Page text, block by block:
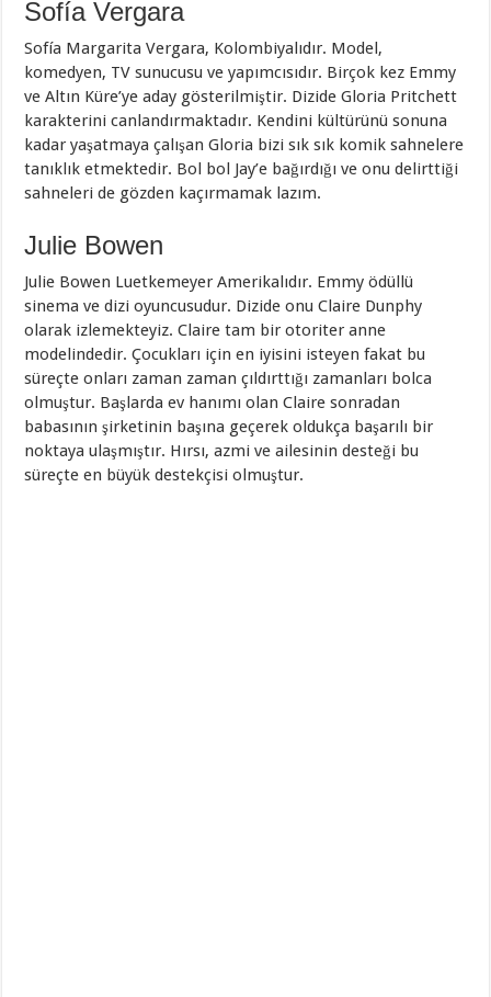
Sofía Vergara
Sofía Margarita Vergara, Kolombiyalıdır. Model,
komedyen, TV sunucusu ve yapımcısıdır. Birçok kez Emmy
ve Altın Küre’ye aday gösterilmiştir. Dizide Gloria Pritchett
karakterini canlandırmaktadır. Kendini kültürünü sonuna
kadar yaşatmaya çalışan Gloria bizi sık sık komik sahnelere
tanıklık etmektedir. Bol bol Jay’e bağırdığı ve onu delirttiği
sahneleri de gözden kaçırmamak lazım.
Julie Bowen
Julie Bowen Luetkemeyer Amerikalıdır. Emmy ödüllü
sinema ve dizi oyuncusudur. Dizide onu Claire Dunphy
olarak izlemekteyiz. Claire tam bir otoriter anne
modelindedir. Çocukları için en iyisini isteyen fakat bu
süreçte onları zaman zaman çıldırttığı zamanları bolca
olmuştur. Başlarda ev hanımı olan Claire sonradan
babasının şirketinin başına geçerek oldukça başarılı bir
noktaya ulaşmıştır. Hırsı, azmi ve ailesinin desteği bu
süreçte en büyük destekçisi olmuştur.